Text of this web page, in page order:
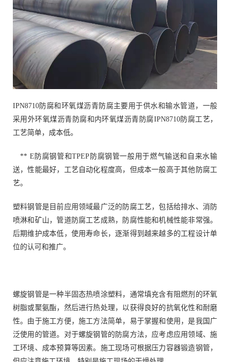
IPN8710防腐和环氧煤沥青防腐主要用于供水和输水管道，一般
采用外环氧煤沥青防腐和内环氧煤沥青防腐IPN8710防腐工艺，
工艺简单，成本低。
** E防腐钢管和TPEP防腐钢管一般用于燃气输送和自来水输
送，性能最好，工艺自动化程度高，但成本一般高于其他防腐工
艺。
塑料钢管是目前应用领域最广泛的防腐工艺，包括给排水、消防
喷淋和矿山，管道防腐工艺成熟，防腐性能和机械性能非常强。
后期维护成本低，使用寿命长，逐渐得到越来越多的工程设计单
位的认可和推广。
螺旋钢管是一种半固态热喷涂塑料，通常填充含有阻燃剂的环氧
树脂或聚氨酯，然后进行热处理，以获得良好的抗氧化性和耐磨
性。由于施工方便，施工方法简单，易于掌握和使用，是我国广
泛使用的管道。对于螺旋钢管的防腐方法，应考虑应用领域、施
工环境、成本预算等因素。施工现场可根据压力容器锻造钢管，